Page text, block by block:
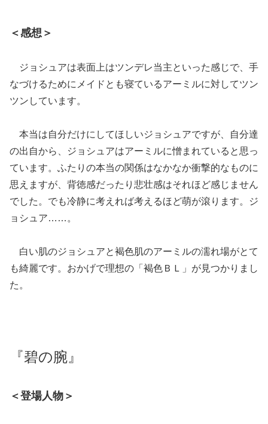
＜感想＞
ジョシュアは表面上はツンデレ当主といった感じで、手
なづけるためにメイドとも寝ているアーミルに対してツン
ツンしています。
本当は自分だけにしてほしいジョシュアですが、自分達
の出自から、ジョシュアはアーミルに憎まれていると思っ
ています。ふたりの本当の関係はなかなか衝撃的なものに
思えますが、背徳感だったり悲壮感はそれほど感じません
でした。でも冷静に考えれば考えるほど萌が滾ります。ジ
ョシュア……。
白い肌のジョシュアと褐色肌のアーミルの濡れ場がとて
も綺麗です。おかげで理想の「褐色ＢＬ」が見つかりまし
た。
『碧の腕』
＜登場人物＞